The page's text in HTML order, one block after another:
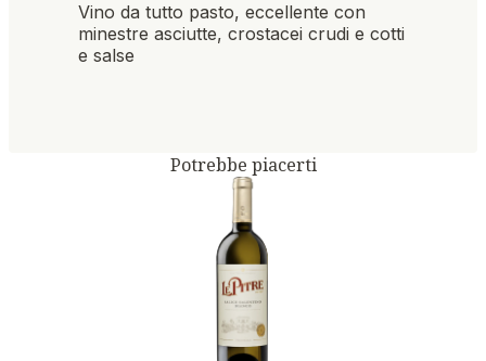
Vino da tutto pasto, eccellente con
minestre asciutte, crostacei crudi e cotti
e salse
Potrebbe piacerti